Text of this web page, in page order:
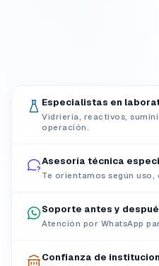
Especialistas en
Vidriería, reactivos,
operación.
Asesoría técnica
Te orientamos según uso,
Soporte antes y
Atención por WhatsApp
Confianza de